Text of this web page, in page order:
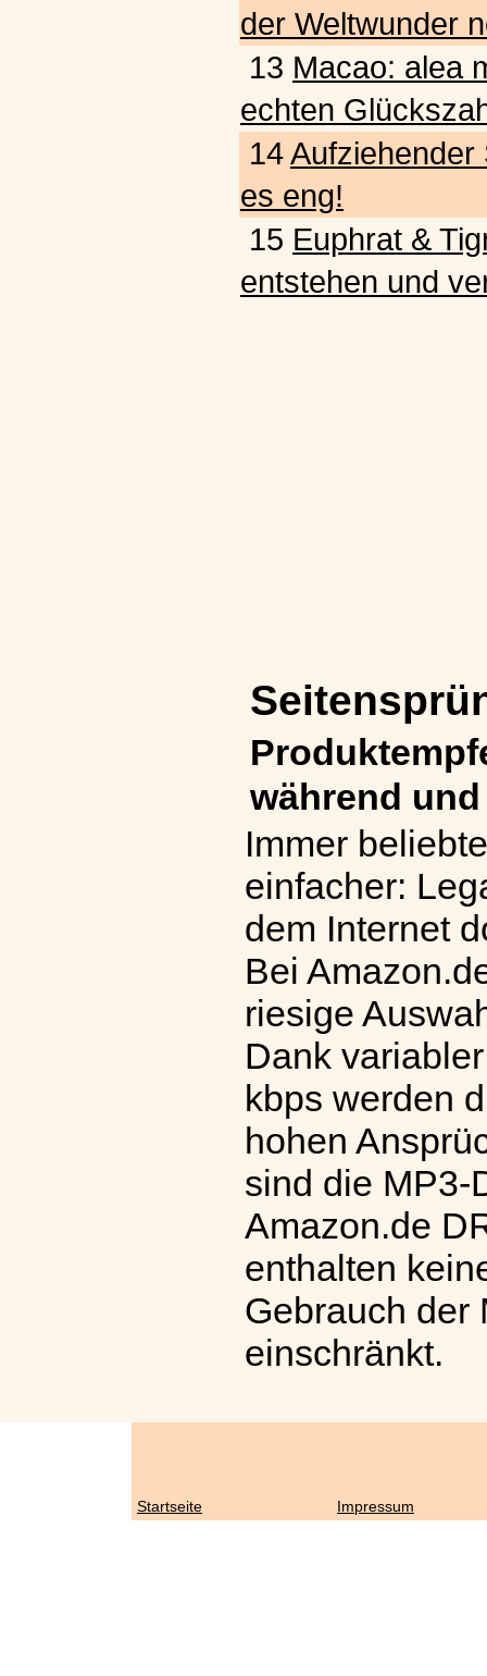
der Weltwunder
13 Macao: alea
echten
14Aufziehender
es eng!
15 Euphrat &
entstehen und
während
Immer
einfacher:
dem Internet
Bei
riesige
Dank
kbps werden
hohen
sind die MP3-
Amazon.de
enthalten
Gebrauch der
einschränkt.
Startseite Impressum